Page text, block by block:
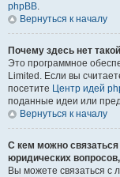
phpBB.
Вернуться к началу
Почему здесь нет
Это программное
Limited. Если вы
посетите Центр идей
поданные идеи или
Вернуться к началу
С кем можно связаться
юридических
Вы можете связаться с